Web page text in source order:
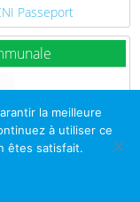
Passeport
la meilleure
à utiliser ce
êtes satisfait.